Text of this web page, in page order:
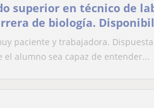
superior en técnico de
de biología.
tanto en castellano
buscando dar clases
hasta la
paciente y trabajadora.
el alumno sea capaz de entender...